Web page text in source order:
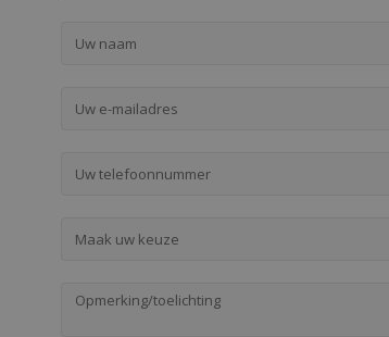
Maak uw keuze